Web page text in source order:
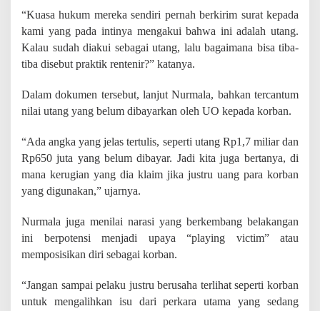
“Kuasa hukum mereka sendiri pernah berkirim surat kepada
kami yang pada intinya mengakui bahwa ini adalah utang.
Kalau sudah diakui sebagai utang, lalu bagaimana bisa tiba-
tiba disebut praktik rentenir?” katanya.
Dalam dokumen tersebut, lanjut Nurmala, bahkan tercantum
nilai utang yang belum dibayarkan oleh UO kepada korban.
“Ada angka yang jelas tertulis, seperti utang Rp1,7 miliar dan
Rp650 juta yang belum dibayar. Jadi kita juga bertanya, di
mana kerugian yang dia klaim jika justru uang para korban
yang digunakan,” ujarnya.
Nurmala juga menilai narasi yang berkembang belakangan
ini berpotensi menjadi upaya “playing victim” atau
memposisikan diri sebagai korban.
“Jangan sampai pelaku justru berusaha terlihat seperti korban
untuk mengalihkan isu dari perkara utama yang sedang